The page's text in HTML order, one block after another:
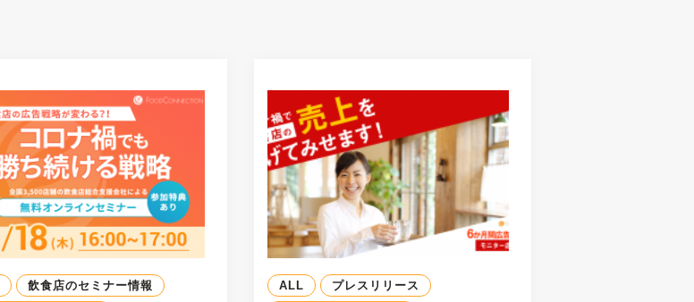
飲食店のセミナー情報
ALL
プレスリリース